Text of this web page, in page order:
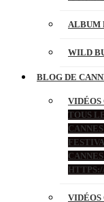
ALBUM
WILD
BLOG DE
VIDÉOS
TOUS
VIDÉOS